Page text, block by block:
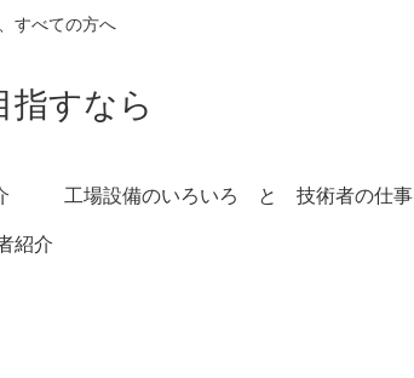
すべての方へ
指すなら
工場設備のいろいろ と 技術者の仕事
紹介